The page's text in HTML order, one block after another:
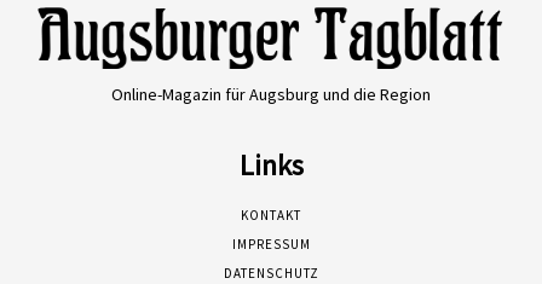
Online-Magazin für Augsburg und die Region
Links
KONTAKT
IMPRESSUM
DATENSCHUTZ